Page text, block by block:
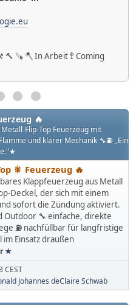
🪚 🪓 In Arbeit 🚏 Coming
🔥
Metall-Flip-Top Feuerzeug mit
und klarer Mechanik 🔧⛽️ ,,Ein
🎇 Feuerzeug 🔥
Klappfeuerzeug aus Metall
Deckel, der sich mit einem
sofort die Zündung aktiviert.
Outdoor 🔧 einfache, direkte
⛽ nachfüllbar für langfristige
Einsatz draußen
★
CEST
Johannes deClaire Schwab